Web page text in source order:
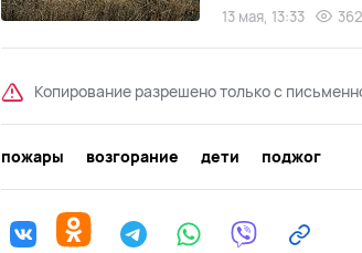
13 мая, 13:33
Копирование разрешено только с
пожары возгорание дети поджог